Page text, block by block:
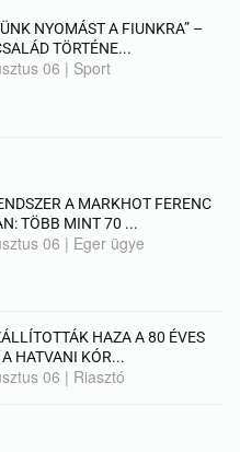
NYOMÁST A FIUNKRA” –
TÖRTÉNE...
06 | Sport
A MARKHOT FERENC
TÖBB MINT 70 ...
06 | Eger ügye
HAZA A 80 ÉVES
HATVANI KÓR...
06 | Riasztó